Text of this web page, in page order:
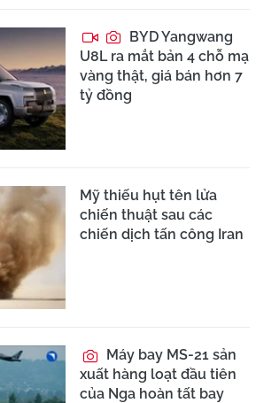
BYD Yangwang
U8L ra mắt bản 4 chỗ mạ
vàng thật, giá bán hơn 7
tỷ đồng
Mỹ thiếu hụt tên lửa
chiến thuật sau các
chiến dịch tấn công Iran
Máy bay MS-21 sản
xuất hàng loạt đầu tiên
của Nga hoàn tất bay